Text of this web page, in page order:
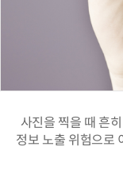
사진을 찍을 때 흔
정보 노출 위험으로